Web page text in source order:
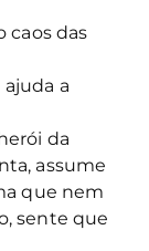
caos das
a
da
assume
que nem
sente que